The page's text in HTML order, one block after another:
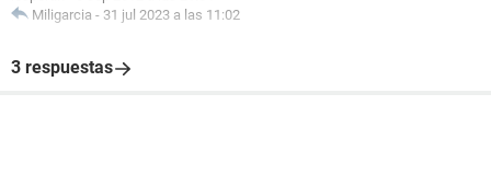
Miligarcia - 31 jul 2023 a las 11:02
3 respuestas